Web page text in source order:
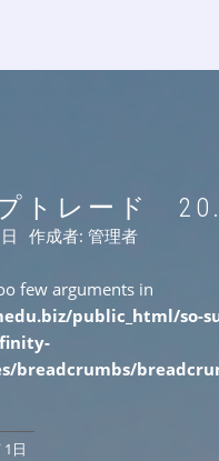
トレード
作成者: 管理者
few arguments in
public_html/so-
breadcrumbs/
1日